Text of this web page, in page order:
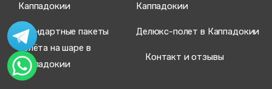
Каппадокии
Каппадокии
Стандартные пакеты
полёта на шаре в
Каппадокии
Делюкс-полет в Каппадокии
Контакт и отзывы